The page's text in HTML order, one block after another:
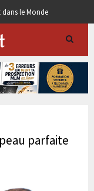
le Monde
parfaite